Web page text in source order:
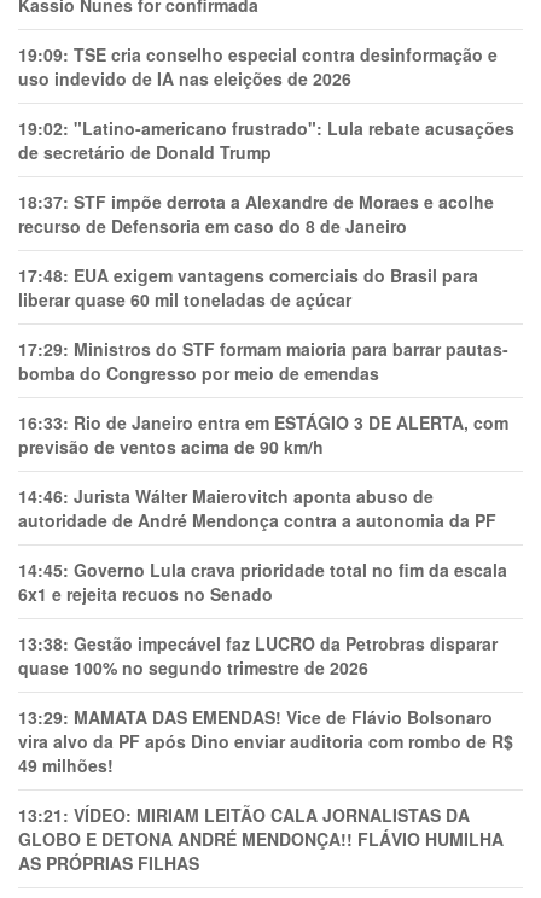
19:09: TSE cria conselho especial contra desinformação e
uso indevido de IA nas eleições de 2026
19:02: "Latino-americano frustrado": Lula rebate acusações
de secretário de Donald Trump
18:37: STF impõe derrota a Alexandre de Moraes e acolhe
recurso de Defensoria em caso do 8 de Janeiro
17:48: EUA exigem vantagens comerciais do Brasil para
liberar quase 60 mil toneladas de açúcar
17:29: Ministros do STF formam maioria para barrar pautas-
bomba do Congresso por meio de emendas
16:33: Rio de Janeiro entra em ESTÁGIO 3 DE ALERTA, com
previsão de ventos acima de 90 km/h
14:46: Jurista Wálter Maierovitch aponta abuso de
autoridade de André Mendonça contra a autonomia da PF
14:45: Governo Lula crava prioridade total no fim da escala
6x1 e rejeita recuos no Senado
13:38: Gestão impecável faz LUCRO da Petrobras disparar
quase 100% no segundo trimestre de 2026
13:29: MAMATA DAS EMENDAS! Vice de Flávio Bolsonaro
vira alvo da PF após Dino enviar auditoria com rombo de R$
49 milhões!
13:21: VÍDEO: MIRIAM LEITÃO CALA JORNALISTAS DA
GLOBO E DETONA ANDRÉ MENDONÇA!! FLÁVIO HUMILHA
AS PRÓPRIAS FILHAS